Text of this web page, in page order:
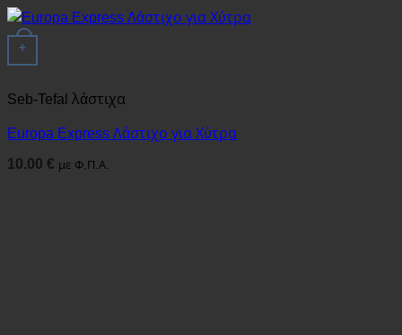
+
Seb-Tefal λάστιχα
Europa Express Λάστιχο για Χύτρα
10.00 € με Φ.Π.Α.